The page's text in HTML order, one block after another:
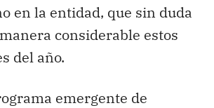
en la entidad, que sin duda
considerable estos
del año.
emergente de